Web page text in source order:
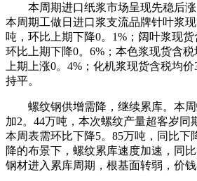
本周期进口纸浆市场呈现先稳后涨
本周期工做日进口浆支流品牌针叶浆
吨，环比上期下降0。1%；阔叶浆现货
环比上期下降0。6%；本色浆现货含税
上期上涨0。4%；化机浆现货含税均
持平。
螺纹钢供增需降，继续累库。本周
加2。44万吨，本次螺纹产量超客岁同
本周表需环比下降5。85万吨，同比下
降的布景下，螺纹累库速度加速，同
钢材进入累库周期，根基面转弱，价钱